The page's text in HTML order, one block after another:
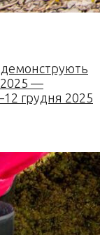
демонструють
2025 —
грудня 2025